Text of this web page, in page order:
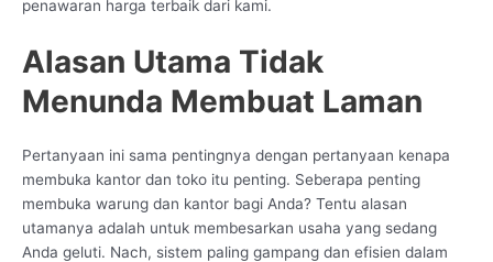
penawaran harga terbaik dari kami.
Alasan Utama Tidak
Menunda Membuat Laman
Pertanyaan ini sama pentingnya dengan pertanyaan kenapa
membuka kantor dan toko itu penting. Seberapa penting
membuka warung dan kantor bagi Anda? Tentu alasan
utamanya adalah untuk membesarkan usaha yang sedang
Anda geluti. Nach, sistem paling gampang dan efisien dalam